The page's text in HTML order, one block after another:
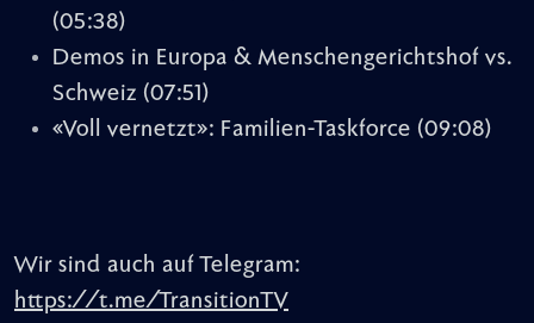
(05:38)
Demos in Europa & Menschengerichtshof vs.
Schweiz (07:51)
«Voll vernetzt»: Familien-Taskforce (09:08)
Wir sind auch auf Telegram:
https://t.me/TransitionTV